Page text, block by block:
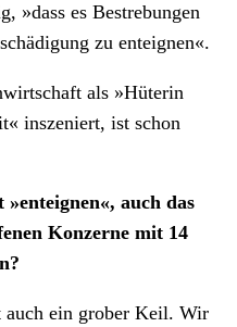
»dass es Bestrebungen
zu enteignen«.
als »Hüterin
inszeniert, ist schon
auch das
Konzerne mit 14
ein grober Keil. Wir